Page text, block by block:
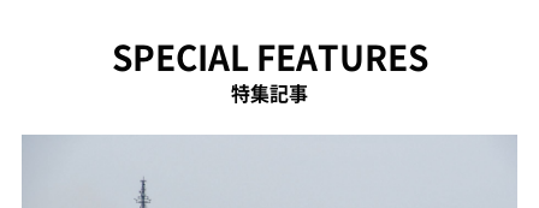
SPECIAL FEATURES
特集記事